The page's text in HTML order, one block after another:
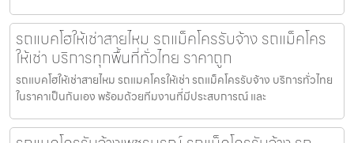
รถแบคโฮให้เช่าสายไหม รถแม็คโครรับจ้าง รถแม็คโคร
ให้เช่า บริการทุกพื้นที่ทั่วไทย ราคาถูก
รถแบคโฮให้เช่าสายไหม รถแมคโครให้เช่า รถแม็คโครรับจ้าง บริการทั่วไทย
ในราคาเป็นกันเอง พร้อมด้วยทีมงานที่มีประสบการณ์ และ